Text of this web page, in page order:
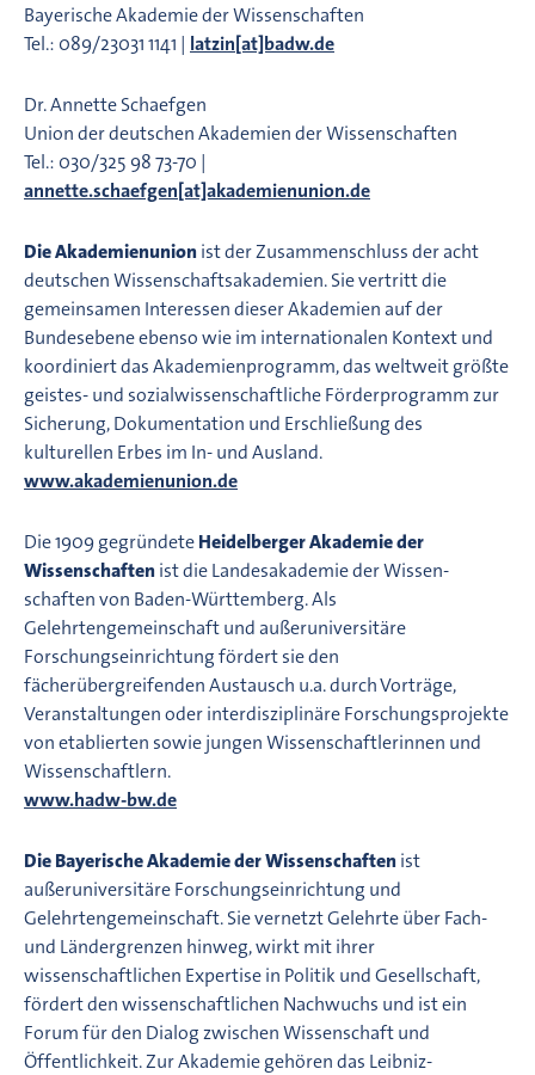
Bayerische Akademie der Wissenschaften
Tel.: 089/23031 1141 | latzin[at]badw.de
Dr. Annette Schaefgen
Union der deutschen Akademien der Wissenschaften
Tel.: 030/325 98 73-70 |
annette.schaefgen[at]akademienunion.de
Die Akademienunionist der Zusammenschluss der acht
deutschen Wissenschaftsakademien. Sie vertritt die
gemeinsamen Interessen dieser Akademien auf der
Bundesebene ebenso wie im internationalen Kontext und
koordiniert das Akademienprogramm, das weltweit größte
geistes- und sozialwissenschaftliche Förderprogramm zur
Sicherung, Dokumentation und Erschließung des
kulturellen Erbes im In- und Ausland.
www.akademienunion.de
Die 1909 gegründeteHeidelberger Akademie der
Wissenschaftenist die Landesakademie der Wissen­
schaften von Baden-Württemberg. Als
Gelehrtengemeinschaft und außeruniversitäre
Forschungseinrichtung fördert sie den
fächerübergreifenden Austausch u.a. durch Vorträge,
Veranstaltungen oder interdisziplinäre Forschungsprojekte
von etablierten sowie jungen Wissenschaftlerinnen und
Wissenschaftlern.
www.hadw-bw.de
Die Bayerische Akademie der Wissenschaftenist
außeruniversitäre Forschungseinrichtung und
Gelehrtengemeinschaft. Sie vernetzt Gelehrte über Fach-
und Ländergrenzen hinweg, wirkt mit ihrer
wissenschaftlichen Expertise in Politik und Gesellschaft,
fördert den wissenschaftlichen Nachwuchs und ist ein
Forum für den Dialog zwischen Wissenschaft und
Öffentlichkeit. Zur Akademie gehören das Leibniz-